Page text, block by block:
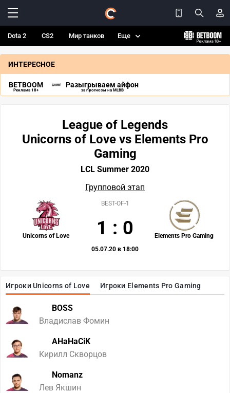
Dota 2 CS2 Мир танков Еще
ИНТЕРЕСНОЕ
BETBOOM
Реклама 18+
Разыгрываем айфон
за прогнозы на MLBB
Игроки Unicorns of Love Игроки Elements Pro Gaming
BOSS
Владислав Фомин
AHaHaCiK
Кирилл Скворцов
Nomanz
Лев Якшин
League of Legends
Unicorns of Love vs Elements Pro
Gaming
LCL Summer 2020
Групповой этап
Unicorns of Love Elements Pro Gaming
BEST-OF-1
1 : 0
05.07.20 в 18:00